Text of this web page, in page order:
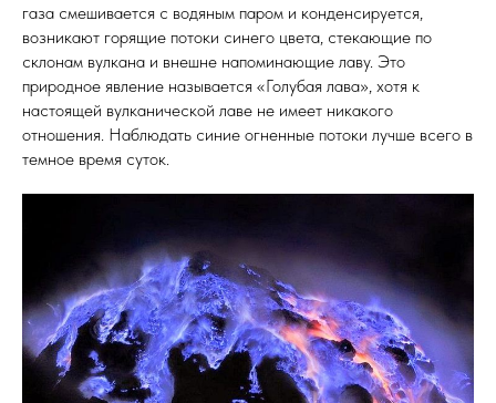
газа смешивается с водяным паром и конденсируется,
возникают горящие потоки синего цвета, стекающие по
склонам вулкана и внешне напоминающие лаву. Это
природное явление называется «Голубая лава», хотя к
настоящей вулканической лаве не имеет никакого
отношения. Наблюдать синие огненные потоки лучше всего в
темное время суток.